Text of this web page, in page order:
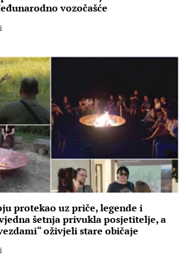
vozočašće
protekao uz priče, legende i
šetnja privukla posjetitelje, a
oživjeli stare običaje